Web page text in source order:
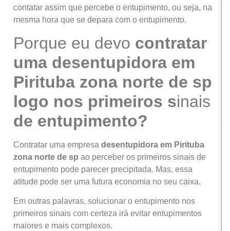
contatar assim que percebe o entupimento, ou seja, na
mesma hora que se depara com o entupimento.
Porque eu devo contratar
uma desentupidora em
Pirituba zona norte de sp
logo nos primeiros sinais
de entupimento?
Contratar uma empresa desentupidora em Pirituba
zona norte de sp ao perceber os primeiros sinais de
entupimento pode parecer precipitada. Mas, essa
atitude pode ser uma futura economia no seu caixa.
Em outras palavras, solucionar o entupimento nos
primeiros sinais com certeza irá evitar entupimentos
maiores e mais complexos.